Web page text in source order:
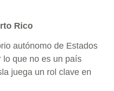
Rico
autónomo de Estados
lo que no es un país
juega un rol clave en